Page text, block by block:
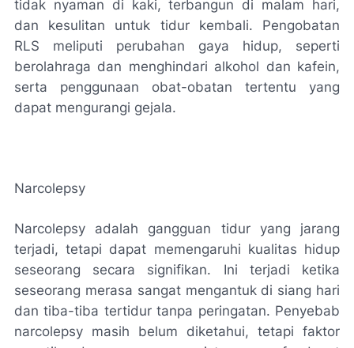
tidak nyaman di kaki, terbangun di malam hari,
dan kesulitan untuk tidur kembali. Pengobatan
RLS meliputi perubahan gaya hidup, seperti
berolahraga dan menghindari alkohol dan kafein,
serta penggunaan obat-obatan tertentu yang
dapat mengurangi gejala.
Narcolepsy
Narcolepsy adalah gangguan tidur yang jarang
terjadi, tetapi dapat memengaruhi kualitas hidup
seseorang secara signifikan. Ini terjadi ketika
seseorang merasa sangat mengantuk di siang hari
dan tiba-tiba tertidur tanpa peringatan. Penyebab
narcolepsy masih belum diketahui, tetapi faktor